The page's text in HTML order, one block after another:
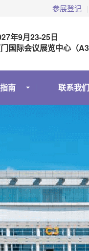
参展登记
年9月23-25日
国际会议展览中心（A3
南 联系我们